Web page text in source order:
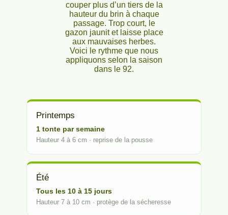
couper plus d’un tiers de la
hauteur du brin à chaque
passage. Trop court, le
gazon jaunit et laisse place
aux mauvaises herbes.
Voici le rythme que nous
appliquons selon la saison
dans le 92.
Printemps
1 tonte par semaine
Hauteur 4 à 6 cm · reprise de la pousse
Été
Tous les 10 à 15 jours
Hauteur 7 à 10 cm · protège de la sécheresse